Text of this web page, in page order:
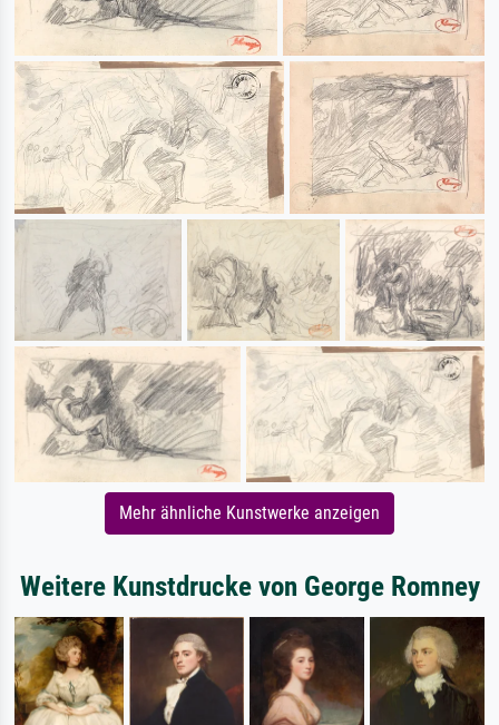
Mehr ähnliche Kunstwerke anzeigen
Weitere Kunstdrucke von George Romney